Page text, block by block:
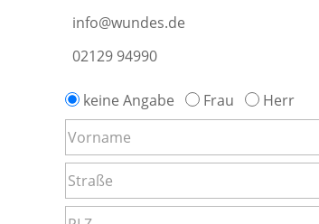
info@wundes.de
02129 94990
keine Angabe Frau Herr